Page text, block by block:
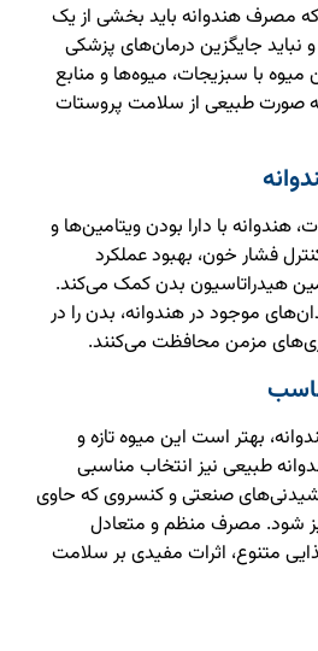
که مصرف هندوانه باید بخشی از یک
نباید جایگزین درمان‌های پزشکی
میوه با سبزیجات، میوه‌ها و منابع
به صورت طبیعی از سلامت پروستات
هندوانه با دارا بودن ویتامین‌ها و
فشار خون، بهبود عملکرد
هیدراتاسیون بدن کمک می‌کند.
موجود در هندوانه، بدن را در
مزمن محافظت می‌کنند.
بهتر است این میوه تازه و
طبیعی نیز انتخاب مناسبی
صنعتی و کنسروی که حاوی
شود. مصرف منظم و متعادل
متنوع، اثرات مفیدی بر سلامت